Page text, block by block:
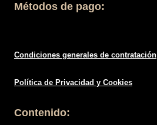
Métodos de pago:
Condiciones generales de contratación
Política de Privacidad y Cookies
Contenido: